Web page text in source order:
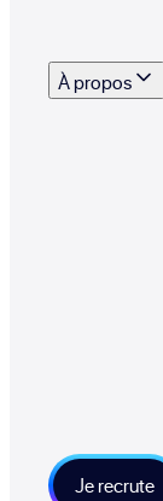
À propos
Je recrute